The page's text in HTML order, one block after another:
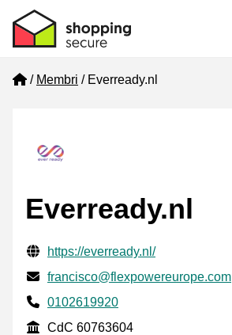
Home
Membri Everready.nl
Everready.nl
Informazioni di contatto verificate
Website URL
https://everready.nl/
Mail
francisco@flexpowereurope.com
Phone number
0102619920
CdC
CdC 60763604